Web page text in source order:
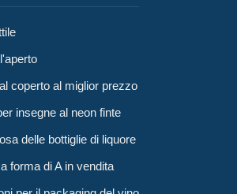
coperto al miglior prezzo
insegne al neon finte
delle bottiglie di liquore
forma di A in vendita